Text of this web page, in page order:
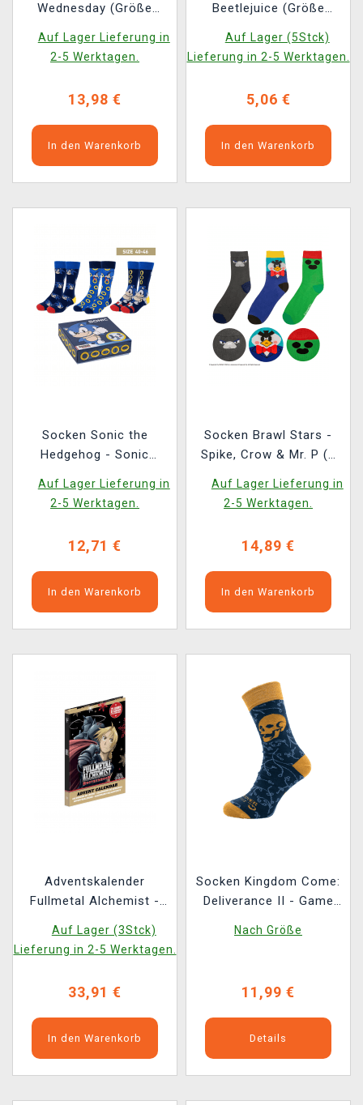
Wednesday (Größe
Auf Lager Lieferung in
2-5 Werktagen.
13,98 €
In den Warenkorb
Beetlejuice (Größe
Auf Lager (5Stck)
Lieferung in 2-5 Werktagen.
5,06 €
In den Warenkorb
Socken Sonic the
Hedgehog - Sonic
Auf Lager Lieferung in
2-5 Werktagen.
12,71 €
In den Warenkorb
Socken Brawl Stars -
Spike, Crow & Mr. P (3
Auf Lager Lieferung in
2-5 Werktagen.
14,89 €
In den Warenkorb
Adventskalender
Fullmetal Alchemist -
Auf Lager (3Stck)
Lieferung in 2-5 Werktagen.
33,91 €
In den Warenkorb
Socken Kingdom Come:
Deliverance II - Game
Nach Größe
11,99 €
Details